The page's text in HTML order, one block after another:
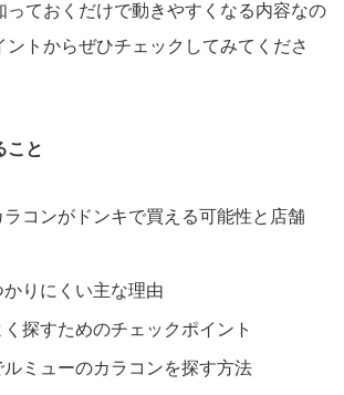
っておくだけで動きやすくなる内容なの
ントからぜひチェックしてみてくださ
こと
ラコンがドンキで買える可能性と店舗
かりにくい主な理由
探すためのチェックポイント
ルミューのカラコンを探す方法